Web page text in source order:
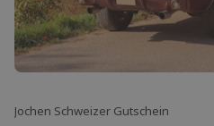
Jochen Schweizer Gutschein